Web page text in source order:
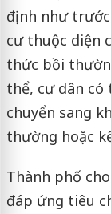
định như
cư thuộc diện
thức bồi
thể, cư dân có
chuyển sang
thường hoặc
Thành phố
đáp ứng tiêu